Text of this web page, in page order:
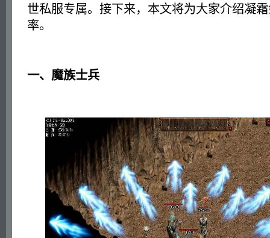
世私服专属。接下来，本文将为大家介绍凝
率。
一、魔族士兵